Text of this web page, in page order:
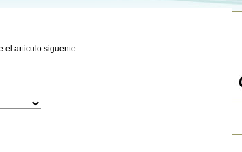
el articulo siguente: